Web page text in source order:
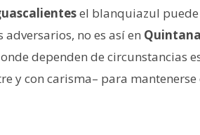
el blanquiazul
no es así en
dependen de circunstancias
y con carisma– para